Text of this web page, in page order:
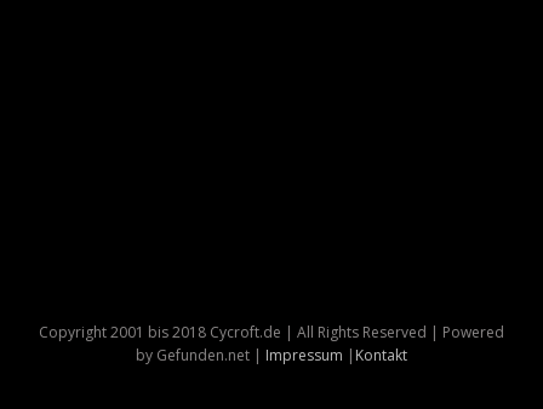
Copyright 2001 bis 2018 Cycroft.de | All Rights Reserved | Powered
by Gefunden.net | Impressum | Kontakt